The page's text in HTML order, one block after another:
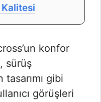
Kalitesi
konfor
sürüş
gibi
görüşleri